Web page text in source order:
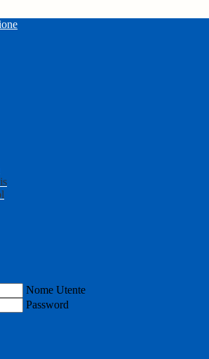
Nome Utente
Password